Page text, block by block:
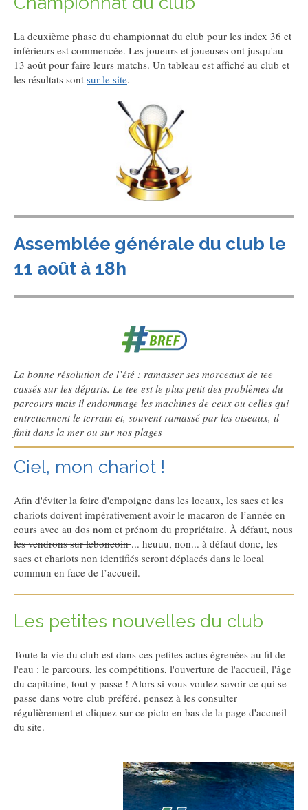
La deuxième phase du championnat du club pour les index 36 et
inférieurs est commencée. Les joueurs et joueuses ont jusqu'au
13 août pour faire leurs matchs. Un tableau est affiché au club et
les résultats sont sur le site.
Assemblée générale du club le
11 août à 18h
La bonne résolution de l’été : ramasser ses morceaux de tee
cassés sur les départs. Le tee est le plus petit des problèmes du
parcours mais il endommage les machines de ceux ou celles qui
entretiennent le terrain et, souvent ramassé par les oiseaux, il
finit dans la mer ou sur nos plages
Ciel, mon chariot !
Afin d'éviter la foire d'empoigne dans les locaux, les sacs et les
chariots doivent impérativement avoir le macaron de l’année en
cours avec au dos nom et prénom du propriétaire. À défaut, nous
les vendrons sur leboncoin... heuuu, non... à défaut donc, les
sacs et chariots non identifiés seront déplacés dans le local
commun en face de l’accueil.
Les petites nouvelles du club
Toute la vie du club est dans ces petites actus égrenées au fil de
l'eau : le parcours, les compétitions, l'ouverture de l'accueil, l'âge
du capitaine, tout y passe ! Alors si vous voulez savoir ce qui se
passe dans votre club préféré, pensez à les consulter
régulièrement et cliquez sur ce picto en bas de la page d'accueil
du site.